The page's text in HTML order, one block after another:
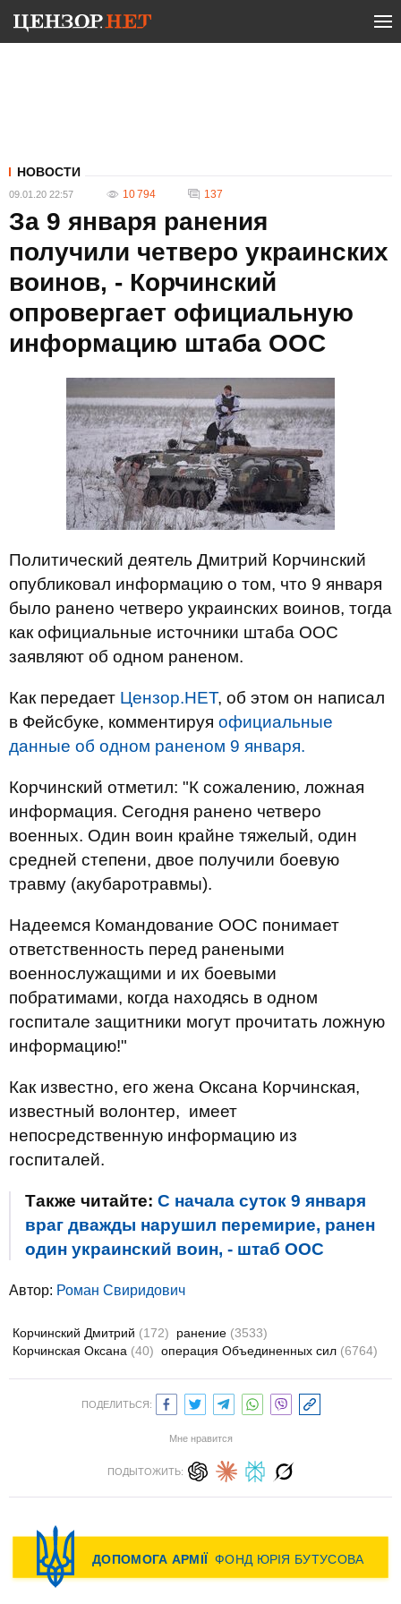
НОВОСТИ
09.01.20 22:57 10 794 137
За 9 января ранения
получили четверо украинских
воинов, - Корчинский
опровергает официальную
информацию штаба ООС
Политический деятель Дмитрий Корчинский
опубликовал информацию о том, что 9 января
было ранено четверо украинских воинов, тогда
как официальные источники штаба ООС
заявляют об одном раненом.
Как передает Цензор.НЕТ, об этом он написал
в Фейсбуке, комментируя официальные
данные об одном раненом 9 января.
Корчинский отметил: "К сожалению, ложная
информация. Сегодня ранено четверо
военных. Один воин крайне тяжелый, один
средней степени, двое получили боевую
травму (акубаротравмы).
Надеемся Командование ООС понимает
ответственность перед ранеными
военнослужащими и их боевыми
побратимами, когда находясь в одном
госпитале защитники могут прочитать ложную
информацию!"
Как известно, его жена Оксана Корчинская,
известный волонтер, имеет
непосредственную информацию из
госпиталей.
Также читайте: С начала суток 9 января
враг дважды нарушил перемирие, ранен
один украинский воин, - штаб ООС
Автор: Роман Свиридович
Корчинский Дмитрий (172) ранение (3533)
Корчинская Оксана (40) операция Объединенных сил (6764)
ПОДЕЛИТЬСЯ:
Мне нравится
ПОДЫТОЖИТЬ: